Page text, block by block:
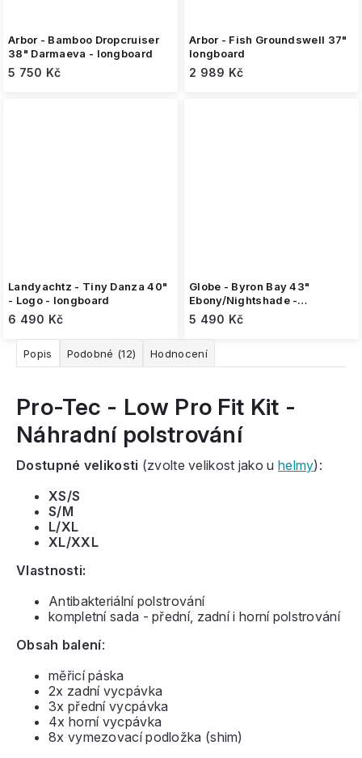
Arbor - Bamboo Dropcruiser
38" Darmaeva - longboard
5 750 Kč
Arbor - Fish Groundswell 37"
longboard
2 989 Kč
Landyachtz - Tiny Danza 40"
- Logo - longboard
6 490 Kč
Globe - Byron Bay 43"
Ebony/Nightshade -
longboard
5 490 Kč
Popis Podobné (12) Hodnocení
Pro-Tec - Low Pro Fit Kit -
Náhradní polstrování
Dostupné velikosti (zvolte velikost jako u helmy):
XS/S
S/M
L/XL
XL/XXL
Vlastnosti:
Antibakteriální polstrování
kompletní sada - přední, zadní i horní polstrování
Obsah balení:
měřicí páska
2x zadní vycpávka
3x přední vycpávka
4x horní vycpávka
8x vymezovací podložka (shim)